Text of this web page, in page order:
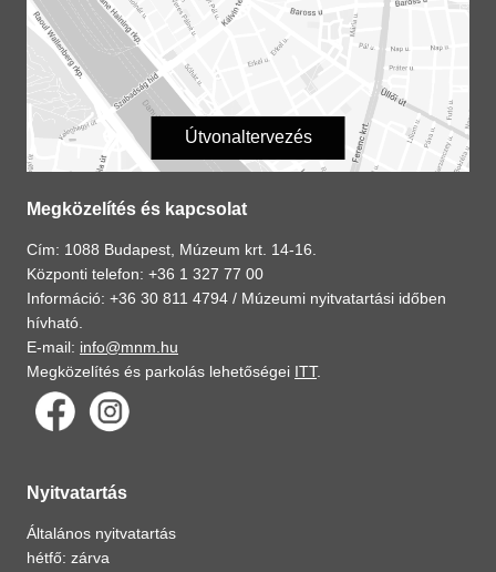
Útvonaltervezés
Megközelítés és kapcsolat
Cím: 1088 Budapest, Múzeum krt. 14-16.
Központi telefon: +36 1 327 77 00
Információ: +36 30 811 4794 / Múzeumi nyitvatartási időben
hívható.
E-mail: info@mnm.hu
Megközelítés és parkolás lehetőségei ITT.
Nyitvatartás
Általános nyitvatartás
hétfő: zárva